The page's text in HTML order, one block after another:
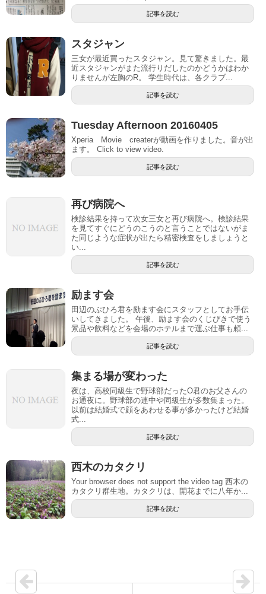
記事を読む
スタジャン
三女が最近買ったスタジャン。見て驚きました。最
近スタジャンがまた流行りだしたのかどうかはわか
りませんが左胸のR。 学生時代は、各クラブ...
記事を読む
Tuesday Afternoon 20160405
Xperia Movie createrが動画を作りました。音が出
ます。 Click to view video.
記事を読む
再び病院へ
検診結果を持って次女三女と再び病院へ。検診結果
を見てすぐにどうのこうのと言うことではないがま
た同じような症状が出たら精密検査をしましょうと
い...
記事を読む
励ます会
田辺のぶひろ君を励ます会にスタッフとしてお手伝
いしてきました。 午後、励ます会のくじびきで使う
景品や飲料などを会場のホテルまで運ぶ仕事も頼...
記事を読む
集まる場が変わった
夜は、高校同級生で野球部だったO君のお父さんの
お通夜に。野球部の連中や同級生が多数集まった。
以前は結婚式で顔をあわせる事が多かったけど結婚
式...
記事を読む
西木のカタクリ
Your browser does not support the video tag 西木の
カタクリ群生地。カタクリは、開花までに八年か...
記事を読む